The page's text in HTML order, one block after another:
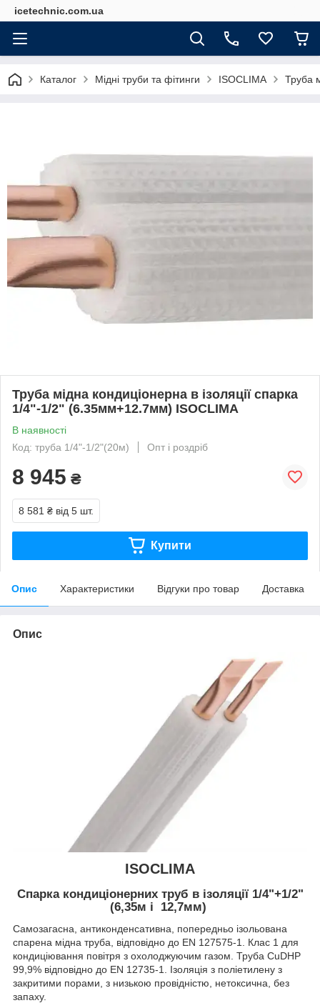
icetechnic.com.ua
Каталог Мідні труби та фітинги ISOCLIMA Труба
Труба мідна кондиціонерна в ізоляції спарка
1/4"-1/2" (6.35мм+12.7мм) ISOCLIMA
В наявності
Код: труба 1/4"-1/2"(20м)
Опт і роздріб
8 945 ₴
8 581 ₴ від 5 шт.
Купити
Опис Характеристики Відгуки про товар Доставка
Опис
ISOCLIMA
Спарка кондиціонерних труб в ізоляції 1/4"+1/2"
(6,35м і 12,7мм)
Самозагасна, антиконденсативна, попередньо ізольована
спарена мідна труба, відповідно до EN 127575-1. Клас 1 для
кондиціювання повітря з охолоджуючим газом. Труба CuDHP
99,9% відповідно до EN 12735-1. Ізоляція з поліетилену з
закритими порами, з низькою провідністю, нетоксична, без
запаху.